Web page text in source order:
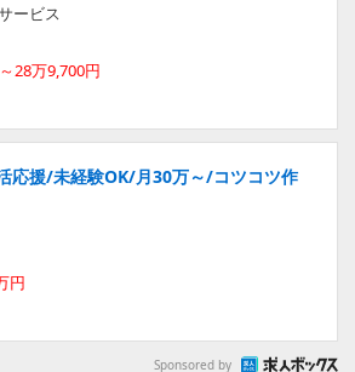
ービス
28万9,700円
応援/未経験OK/月30万～/コツコツ作
円
Sponsored by